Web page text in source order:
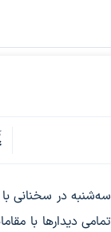
در سخنانی با
دیدارها با